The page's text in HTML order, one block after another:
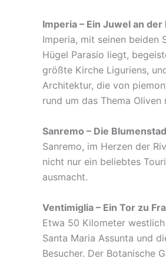
Imperia – Ein Juwel an der
Imperia, mit seinen beiden
Hügel Parasio liegt,
größte Kirche Liguriens,
Architektur, die von
rund um das Thema Oliven
Sanremo – Die
Sanremo, im Herzen der
nicht nur ein beliebtes
ausmacht.
Ventimiglia – Ein Tor zu
Etwa 50 Kilometer
Santa Maria Assunta und
Besucher. Der Botanische